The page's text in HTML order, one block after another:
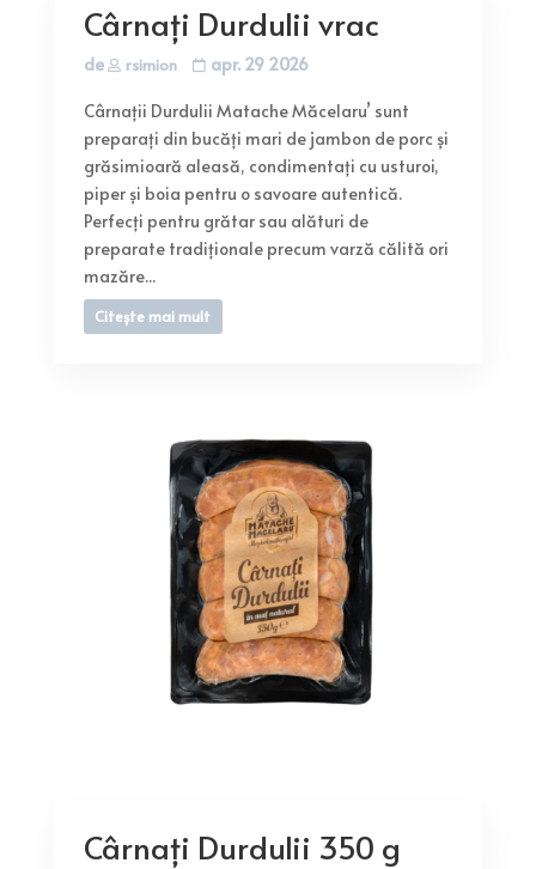
Cârnați Durdulii vrac
de rsimion apr. 29 2026
Cârnații Durdulii Matache Măcelaru’ sunt
preparați din bucăți mari de jambon de porc și
grăsimioară aleasă, condimentați cu usturoi,
piper și boia pentru o savoare autentică.
Perfecți pentru grătar sau alături de
preparate tradiționale precum varză călită ori
mazăre...
Citește mai mult
Cârnați Durdulii 350 g